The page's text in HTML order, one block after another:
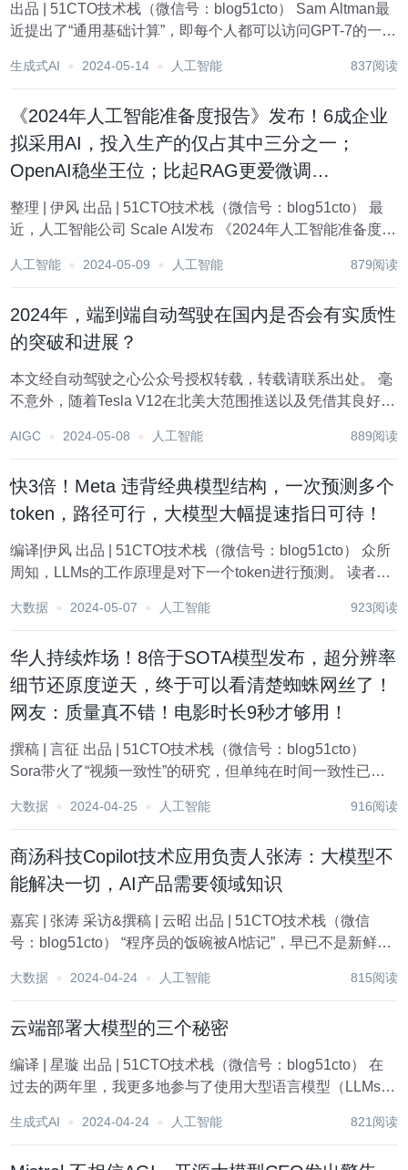
出品 | 51CTO技术栈（微信号：blog51cto） Sam Altman最
近提出了“通用基础计算”，即每个人都可以访问GPT-7的一部
道未来看起来是否更像通用基本计算，而不是通用基本收...
生成式AI 2024-05-14 人工智能 837阅读
《2024年人工智能准备度报告》发布！6成企业
拟采用AI，投入生产的仅占其中三分之一；
OpenAI稳坐王位；比起RAG更爱微调…
整理 | 伊风 出品 | 51CTO技术栈（微信号：blog51cto） 最
近，人工智能公司 Scale AI发布 《2024年人工智能准备度报
查采访了1800 多名在企业中构建或应用人...
人工智能 2024-05-09 人工智能 879阅读
2024年，端到端自动驾驶在国内是否会有实质性
的突破和进展？
本文经自动驾驶之心公众号授权转载，转载请联系出处。 毫
不意外，随着Tesla V12在北美大范围推送以及凭借其良好的
了自动驾驶行业里大家最为关注的技术方向。最近有机会和
AIGC 2024-05-08 人工智能 889阅读
快3倍！Meta 违背经典模型结构，一次预测多个
token，路径可行，大模型大幅提速指日可待！
编译|伊风 出品 | 51CTO技术栈（微信号：blog51cto） 众所
周知，LLMs的工作原理是对下一个token进行预测。 读者朋
是不是就快n倍？Meta也是这样想的！并且付诸实践。 在
大数据 2024-05-07 人工智能 923阅读
华人持续炸场！8倍于SOTA模型发布，超分辨率
细节还原度逆天，终于可以看清楚蜘蛛网丝了！
网友：质量真不错！电影时长9秒才够用！
撰稿 | 言征 出品 | 51CTO技术栈（微信号：blog51cto）
Sora带火了“视频一致性”的研究，但单纯在时间一致性已经
场了！ 近日，一个名为VideoGigaGAN的视频模型在业界走
大数据 2024-04-25 人工智能 916阅读
商汤科技Copilot技术应用负责人张涛：大模型不
能解决一切，AI产品需要领域知识
嘉宾 | 张涛 采访&撰稿 | 云昭 出品 | 51CTO技术栈（微信
号：blog51cto） “程序员的饭碗被AI惦记”，早已不是新鲜
子学编程！ Coding这个行业会消失？要回答这个问题，...
大数据 2024-04-24 人工智能 815阅读
云端部署大模型的三个秘密
编译 | 星璇 出品 | 51CTO技术栈（微信号：blog51cto） 在
过去的两年里，我更多地参与了使用大型语言模型（LLMs）
计算。它们的应用范围广泛，从增强对话式AI到为各行各业
生成式AI 2024-04-24 人工智能 821阅读